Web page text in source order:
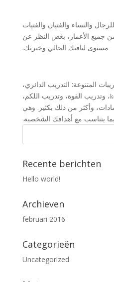
والنساء والفتيان والفتيات
جميع الأعمار، بغض النظر عن
مستوى لياقتك الحالي وخبرتك.
المتنوعة: التدريب الدائري،
، وتدريب القوة، وتدريب اللكم،
وأكثر من ذلك بكثير. وهي
يتناسب مع أهدافك الشخصية.
Recente berichten
Hello world!
Archieven
februari 2016
Categorieën
Uncategorized